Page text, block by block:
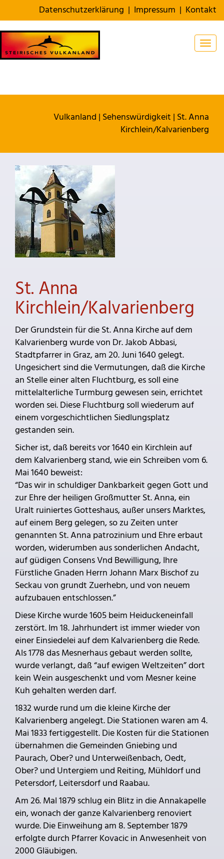
Datenschutzerklärung | Impressum | Kontakt
Vulkanland | Sehenswürdigkeit | St. Anna
Kirchlein/Kalvarienberg
St. Anna
Kirchlein/Kalvarienberg
Der Grundstein für die St. Anna Kirche auf dem
Kalvarienberg wurde von Dr. Jakob Abbasi,
Stadtpfarrer in Graz, am 20. Juni 1640 gelegt.
Ungesichert sind die Vermutungen, daß die Kirche
an Stelle einer alten Fluchtburg, es soll eine
mittelalterliche Turmburg gewesen sein, errichtet
worden sei. Diese Fluchtburg soll wiederum auf
einem vorgeschichtlichen Siedlungsplatz
gestanden sein.
Sicher ist, daß bereits vor 1640 ein Kirchlein auf
dem Kalvarienberg stand, wie ein Schreiben vom 6.
Mai 1640 beweist:
“Das wir in schuldiger Dankbarkeit gegen Gott und
zur Ehre der heiligen Großmutter St. Anna, ein
Uralt ruiniertes Gotteshaus, außer unsers Marktes,
auf einem Berg gelegen, so zu Zeiten unter
genannten St. Anna patrozinium und Ehre erbaut
worden, widerumben aus sonderlichen Andacht,
auf güdigen Consens Vnd Bewilligung, Ihre
Fürstliche Gnaden Herrn Johann Marx Bischof zu
Seckau von grundt Zuerhebn, und von neuem
aufzubauen entschlossen.”
Diese Kirche wurde 1605 beim Heiduckeneinfall
zerstört. Im 18. Jahrhundert ist immer wieder von
einer Einsiedelei auf dem Kalvarienberg die Rede.
Als 1778 das Mesnerhaus gebaut werden sollte,
wurde verlangt, daß “auf ewigen Weltzeiten” dort
kein Wein ausgeschenkt und vom Mesner keine
Kuh gehalten werden darf.
1832 wurde rund um die kleine Kirche der
Kalvarienberg angelegt. Die Stationen waren am 4.
Mai 1833 fertiggestellt. Die Kosten für die Stationen
übernahmen die Gemeinden Gniebing und
Paurach, Ober? und Unterweißenbach, Oedt,
Ober? und Untergiem und Reiting, Mühldorf und
Petersdorf, Leitersdorf und Raabau.
Am 26. Mal 1879 schlug ein Blitz in die Annakapelle
ein, wonach der ganze Kalvarienberg renoviert
wurde. Die Einweihung am 8. September 1879
erfolgte durch Pfarrer Kovacic in Anwesenheit von
2000 Gläubigen.